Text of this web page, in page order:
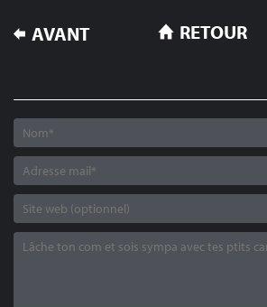
NAVIGATION
DE
AVANT RETOUR